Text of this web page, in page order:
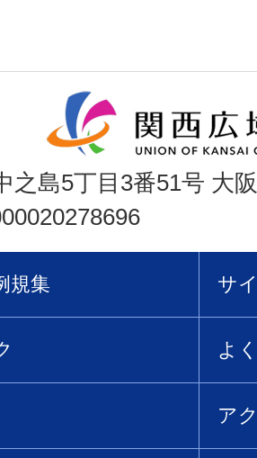
之島5丁目3番51号 大
規集 サ
よ
ア